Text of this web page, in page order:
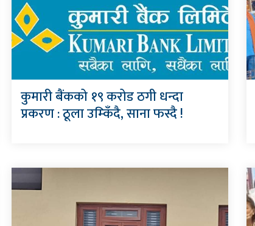
कुमारी बैंकको १९ करोड ठगी धन्दा
प्रकरण : ठूला उम्किँदै, साना फस्दै !